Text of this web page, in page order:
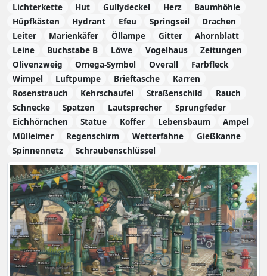
Lichterkette
Hut Gullydeckel Herz
Baumhöhle
Hüpfkästen
Hydrant Efeu Springseil
Drachen
Leiter
Marienkäfer Öllampe Gitter
Ahornblatt
Leine
Buchstabe B Löwe Vogelhaus
Zeitungen
Olivenzweig
Omega-Symbol Overall
Farbfleck
Wimpel
Luftpumpe Brieftasche
Karren
Rosenstrauch
Kehrschaufel Straßenschild
Rauch
Schnecke
Spatzen Lautsprecher
Sprungfeder
Eichhörnchen
Statue Koffer Lebensbaum
Ampel
Mülleimer
Regenschirm Wetterfahne
Gießkanne
Spinnennetz
Schraubenschlüssel